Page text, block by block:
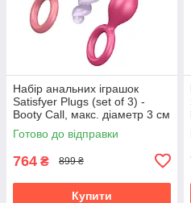
Набір анальних іграшок
Satisfyer Plugs (set of 3) -
Booty Call, макс. діаметр 3 см
Готово до відправки
764 ₴ 899 ₴
Купити